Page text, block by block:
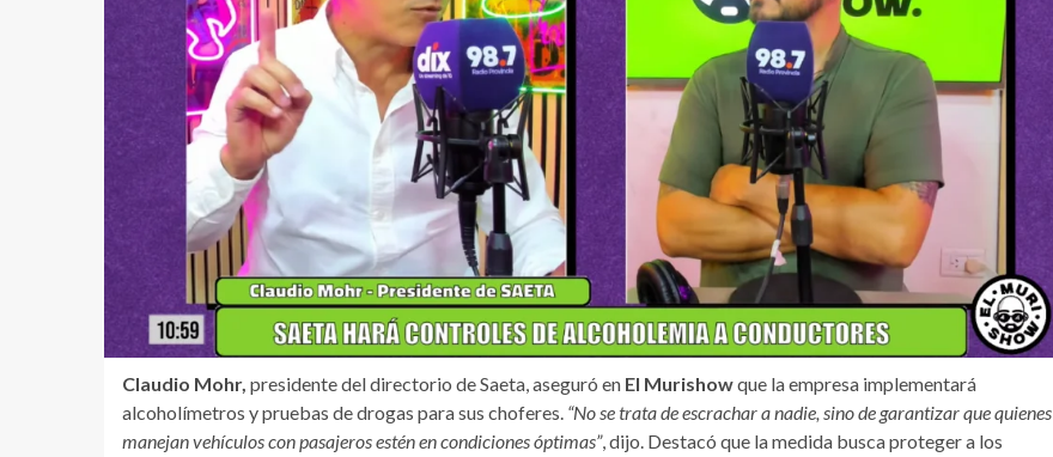
Claudio Mohr, presidente del directorio de Saeta, aseguró en El Murishowque la empresa implementará
alcoholímetros y pruebas de drogas para sus choferes. “No se trata de escrachar a nadie, sino de garantizar que quienes
manejan vehículos con pasajeros estén en condiciones óptimas”, dijo. Destacó que la medida busca proteger a los